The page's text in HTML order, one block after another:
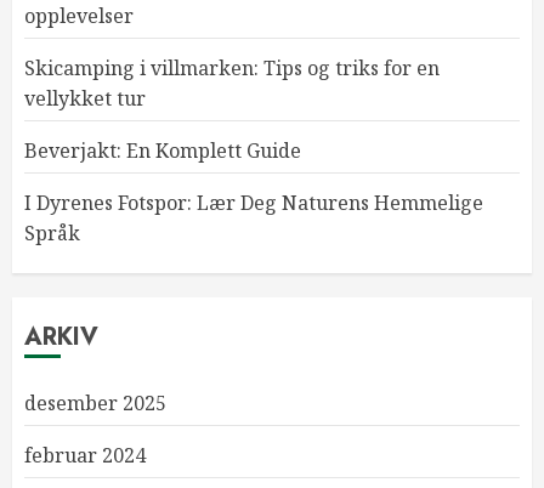
opplevelser
Skicamping i villmarken: Tips og triks for en
vellykket tur
Beverjakt: En Komplett Guide
I Dyrenes Fotspor: Lær Deg Naturens Hemmelige
Språk
ARKIV
desember 2025
februar 2024